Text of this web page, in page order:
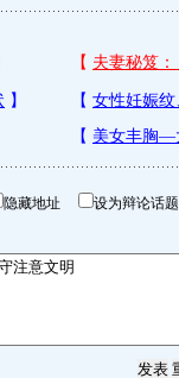
隐藏地址 设为辩论话题